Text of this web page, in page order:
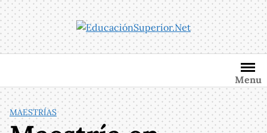
Saltar
al
contenido
Menu
MAESTRÍAS